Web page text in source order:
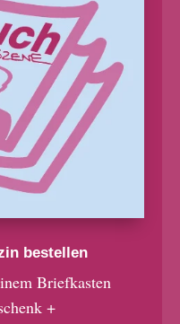
bestellen
Briefkasten
+